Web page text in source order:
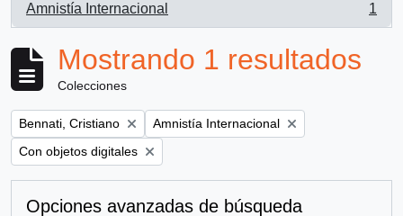
Amnistía Internacional
, 1 resultados
1
Mostrando 1 resultados
Colecciones
Remove filter:
Bennati, Cristiano Remove filter:
Amnistía Internacional
Remove filter:
Con objetos digitales
Opciones avanzadas de búsqueda